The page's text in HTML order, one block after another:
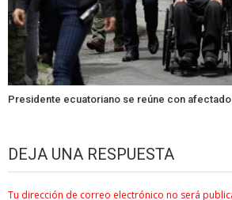
Presidente ecuatoriano se reúne con
DEJA UNA RESPUESTA
Tu dirección de correo electrónico no será